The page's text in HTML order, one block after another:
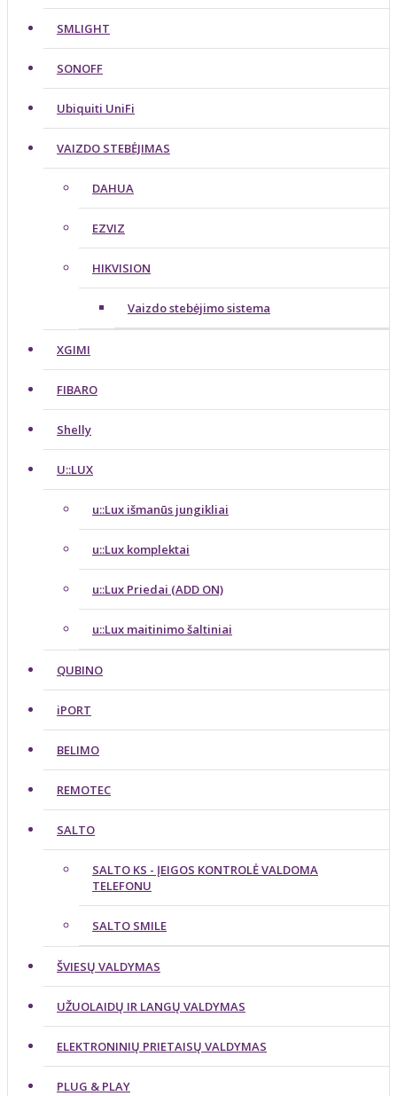
SMLIGHT
SONOFF
Ubiquiti UniFi
VAIZDO STEBĖJIMAS
DAHUA
EZVIZ
HIKVISION
Vaizdo stebėjimo sistema
XGIMI
FIBARO
Shelly
U::LUX
u::Lux išmanūs jungikliai
u::Lux komplektai
u::Lux Priedai (ADD ON)
u::Lux maitinimo šaltiniai
QUBINO
iPORT
BELIMO
REMOTEC
SALTO
SALTO KS - ĮEIGOS KONTROLĖ VALDOMA
TELEFONU
SALTO SMILE
ŠVIESŲ VALDYMAS
UŽUOLAIDŲ IR LANGŲ VALDYMAS
ELEKTRONINIŲ PRIETAISŲ VALDYMAS
PLUG & PLAY